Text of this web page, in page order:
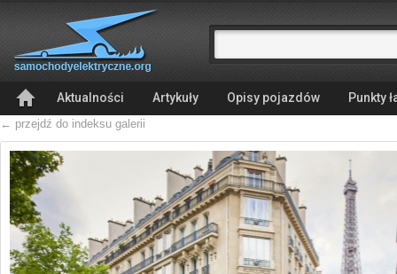
Aktualności Artykuły Opisy pojazdów Punkty
← przejdź do indeksu galerii